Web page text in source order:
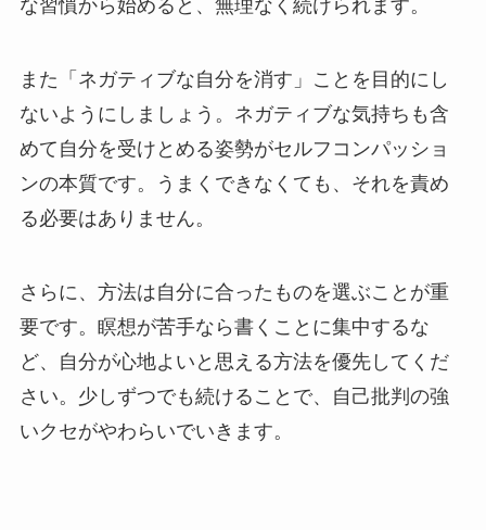
な習慣から始めると、無理なく続けられます。
また「ネガティブな自分を消す」ことを目的にし
ないようにしましょう。ネガティブな気持ちも含
めて自分を受けとめる姿勢がセルフコンパッショ
ンの本質です。うまくできなくても、それを責め
る必要はありません。
さらに、方法は自分に合ったものを選ぶことが重
要です。瞑想が苦手なら書くことに集中するな
ど、自分が心地よいと思える方法を優先してくだ
さい。少しずつでも続けることで、自己批判の強
いクセがやわらいでいきます。